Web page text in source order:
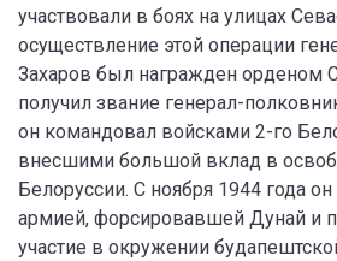
участвовали в боях на улицах
осуществление этой операции
Захаров был награжден орденом
получил звание генерал-
он командовал войсками 2-го
внесшими большой вклад в
Белоруссии. С ноября 1944 года
армией, форсировавшей Дунай и
участие в окружении